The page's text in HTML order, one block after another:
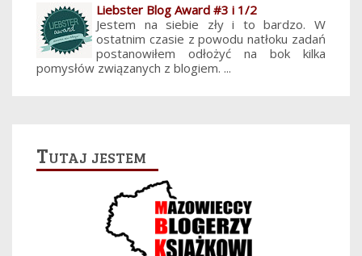
Liebster Blog Award #3 i 1/2
Jestem na siebie zły i to bardzo. W
ostatnim czasie z powodu natłoku zadań
postanowiłem odłożyć na bok kilka
pomysłów związanych z blogiem. ...
Tutaj jestem